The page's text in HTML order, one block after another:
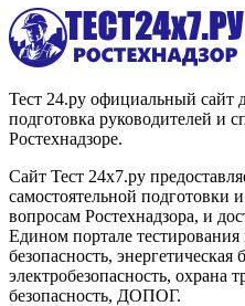
Тест 24.ру официальный сайт
подготовка руководителей и
Ростехнадзоре.
Сайт Тест 24х7.ру
самостоятельной подготовки
вопросам Ростехнадзора, и
Едином портале
безопасность, энергетическая
электробезопасность, охрана
безопасность, ДОПОГ.